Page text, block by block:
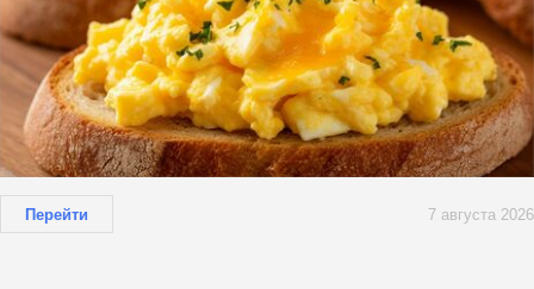
Перейти 7 августа 2026